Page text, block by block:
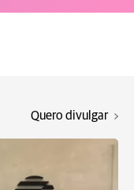
Quero divulgar